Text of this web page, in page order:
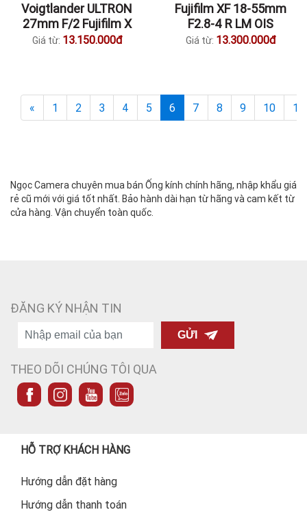
Voigtlander ULTRON
27mm F/2 Fujifilm X
Giá từ: 13.150.000đ
Fujifilm XF 18-55mm
F2.8-4 R LM OIS
Giá từ: 13.300.000đ
« 1 2 3 4 5 6 7 8 9 10 11
Ngọc Camera chuyên mua bán Ống kính chính hãng, nhập khẩu giá
rẻ cũ mới với giá tốt nhất. Bảo hành dài hạn từ hãng và cam kết từ
cửa hàng. Vận chuyển toàn quốc.
ĐĂNG KÝ NHẬN TIN
GỬI
THEO DÕI CHÚNG TÔI QUA
HỖ TRỢ KHÁCH HÀNG
Hướng dẫn đặt hàng
Hướng dẫn thanh toán